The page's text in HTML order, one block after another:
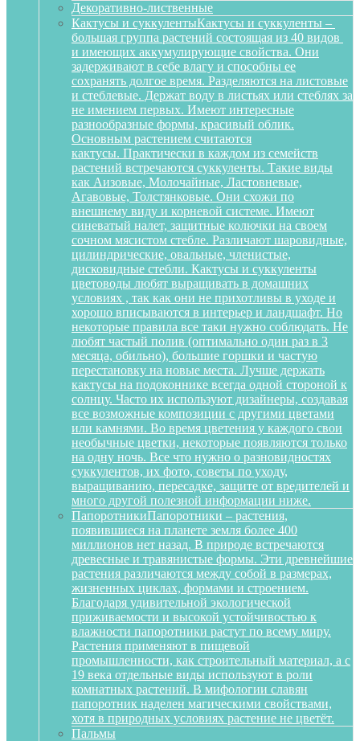
Декоративно-лиственные
Кактусы и суккулентыКактусы и суккуленты –
большая группа растений состоящая из 40 видов
и имеющих аккумулирующие свойства. Они
задерживают в себе влагу и способны ее
сохранять долгое время. Разделяются на листовые
и стеблевые. Держат воду в листьях или стеблях за
не имением первых. Имеют интересные
разнообразные формы, красивый облик.
Основным растением считаются
кактусы. Практически в каждом из семейств
растений встречаются суккуленты. Такие виды
как Аизовые, Молочайные, Ластовневые,
Агавовые, Толстянковые. Они схожи по
внешнему виду и корневой системе. Имеют
синеватый налет, защитные колючки на своем
сочном мясистом стебле. Различают шаровидные,
цилиндрические, овальные, членистые,
дисковидные стебли. Кактусы и суккуленты
цветоводы любят выращивать в домашних
условиях , так как они не прихотливы в уходе и
хорошо вписываются в интерьер и ландшафт. Но
некоторые правила все таки нужно соблюдать. Не
любят частый полив (оптимально один раз в 3
месяца, обильно), большие горшки и частую
перестановку на новые места. Лучше держать
кактусы на подоконнике всегда одной стороной к
солнцу. Часто их используют дизайнеры, создавая
все возможные композиции с другими цветами
или камнями. Во время цветения у каждого свои
необычные цветки, некоторые появляются только
на одну ночь. Все что нужно о разновидностях
суккулентов, их фото, советы по уходу,
выращиванию, пересадке, защите от вредителей и
много другой полезной информации ниже.
ПапоротникиПапоротники – растения,
появившиеся на планете земля более 400
миллионов нет назад. В природе встречаются
древесные и травянистые формы. Эти древнейшие
растения различаются между собой в размерах,
жизненных циклах, формами и строением.
Благодаря удивительной экологической
приживаемости и высокой устойчивостью к
влажности папоротники растут по всему миру.
Растения применяют в пищевой
промышленности, как строительный материал, а с
19 века отдельные виды используют в роли
комнатных растений. В мифологии славян
папоротник наделен магическими свойствами,
хотя в природных условиях растение не цветёт.
Пальмы